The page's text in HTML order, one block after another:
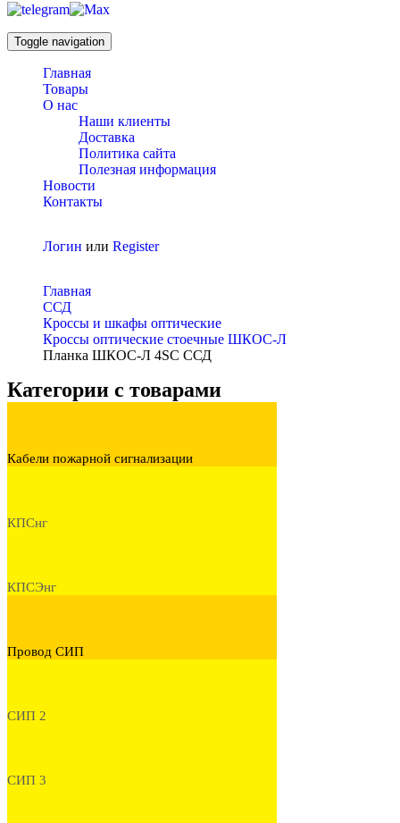
Toggle navigation
Главная
Товары
О нас
Наши клиенты
Доставка
Политика сайта
Полезная информация
Новости
Контакты
Логин или Register
Главная
ССД
Кроссы и шкафы оптические
Кроссы оптические стоечные ШКОС-Л
Планка ШКОС-Л 4SC ССД
Категории с товарами
Кабели пожарной сигнализации
КПСнг
КПСЭнг
Провод СИП
СИП 2
СИП 3